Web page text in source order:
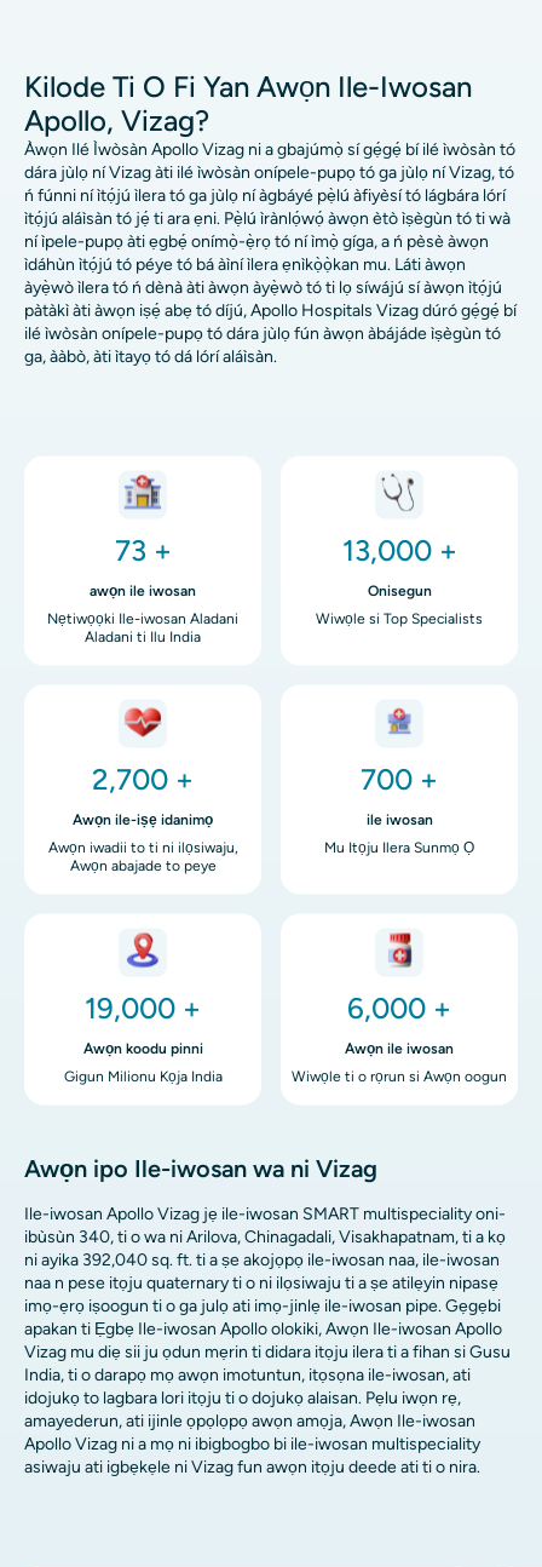
Kilode Ti O Fi Yan Awọn Ile-Iwosan
Apollo, Vizag?
Àwọn Ilé Ìwòsàn Apollo Vizag ni a gbajúmọ̀ sí gẹ́gẹ́ bí ilé ìwòsàn tó
dára jùlọ ní Vizag àti ilé ìwòsàn onípele-pupọ tó ga jùlọ ní Vizag, tó
ń fúnni ní ìtọ́jú ìlera tó ga jùlọ ní àgbáyé pẹ̀lú àfiyèsí tó lágbára lórí
ìtọ́jú aláìsàn tó jẹ́ ti ara ẹni. Pẹ̀lú ìrànlọ́wọ́ àwọn ètò ìṣègùn tó ti wà
ní ìpele-pupọ àti ẹgbẹ́ onímọ̀-ẹ̀rọ tó ní ìmọ̀ gíga, a ń pèsè àwọn
ìdáhùn ìtọ́jú tó péye tó bá àìní ìlera ẹnìkọ̀ọ̀kan mu. Láti àwọn
àyẹ̀wò ìlera tó ń dènà àti àwọn àyẹ̀wò tó ti lọ síwájú sí àwọn ìtọ́jú
pàtàkì àti àwọn iṣẹ́ abẹ tó díjú, Apollo Hospitals Vizag dúró gẹ́gẹ́ bí
ilé ìwòsàn onípele-pupọ tó dára jùlọ fún àwọn àbájáde ìṣègùn tó
ga, ààbò, àti ìtayọ tó dá lórí aláìsàn.
aworan
73 +
awọn ile iwosan
Nẹtiwọọki Ile-iwosan Aladani
Aladani ti Ilu India
aworan
13,000 +
Onisegun
Wiwọle si Top Specialists
aworan
2,700 +
Awọn ile-iṣẹ idanimọ
Awọn iwadii to ti ni ilọsiwaju,
Awọn abajade to peye
aworan
700 +
ile iwosan
Mu Itọju Ilera Sunmọ Ọ
aworan
19,000 +
Awọn koodu pinni
Gigun Milionu Kọja India
aworan
6,000 +
Awọn ile iwosan
Wiwọle ti o rọrun si Awọn oogun
Awọn ipo Ile-iwosan wa ni Vizag
Ile-iwosan Apollo Vizag jẹ ile-iwosan SMART multispeciality oni-
ibùsùn 340, ti o wa ni Arilova, Chinagadali, Visakhapatnam, ti a kọ
ni ayika 392,040 sq. ft. ti a ṣe akojọpọ ile-iwosan naa, ile-iwosan
naa n pese itọju quaternary ti o ni ilọsiwaju ti a ṣe atilẹyin nipasẹ
imọ-ẹrọ iṣoogun ti o ga julọ ati imọ-jinlẹ ile-iwosan pipe. Gẹgẹbi
apakan ti Ẹgbẹ Ile-iwosan Apollo olokiki, Awọn Ile-iwosan Apollo
Vizag mu diẹ sii ju ọdun mẹrin ti didara itọju ilera ti a fihan si Gusu
India, ti o darapọ mọ awọn imotuntun, itọsọna ile-iwosan, ati
idojukọ to lagbara lori itọju ti o dojukọ alaisan. Pẹlu iwọn rẹ,
amayederun, ati ijinle ọpọlọpọ awọn amọja, Awọn Ile-iwosan
Apollo Vizag ni a mọ ni ibigbogbo bi ile-iwosan multispeciality
asiwaju ati igbẹkẹle ni Vizag fun awọn itọju deede ati ti o nira.